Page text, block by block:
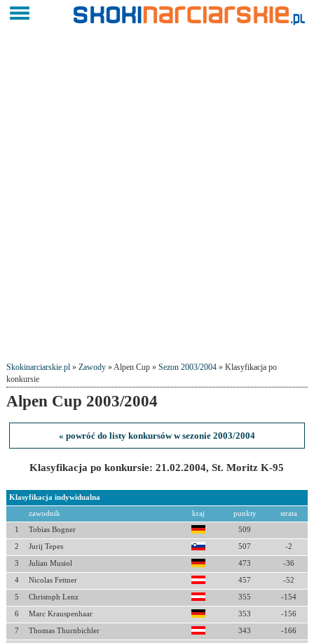
Skokinarciarskie.pl» Zawody» Alpen Cup » Sezon 2003/2004» Klasyfikacja po
konkursie
Alpen Cup 2003/2004
« powróć do listy konkursów w sezonie 2003/2004
Klasyfikacja po konkursie: 21.02.2004, St. Moritz K-95
Klasyfikacja indywidualna
zawodnik kraj punkty strata
1 Tobias Bogner 509
2 Jurij Tepes 507 -2
3 Julian Musiol 473 -36
4 Nicolas Fettner 457 -52
5 Christoph Lenz 355 -154
6 Marc Krauspenhaar 353 -156
7 Thomas Thurnbichler 343 -166